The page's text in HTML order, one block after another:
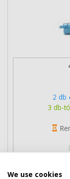
2 db
3 db-
We use cookies